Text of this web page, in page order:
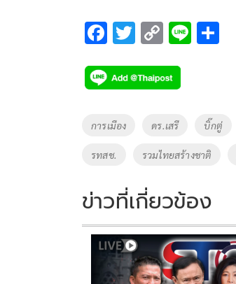
F
e
b
o
k
T
tt
er
C
p
y
Li
k
Li
Tags
การเมือง ดร.เสรี บิ๊กตู่
รทสช. รวมไทยสร้างชาติ
ข่าวที่เกี่ยวข้อง